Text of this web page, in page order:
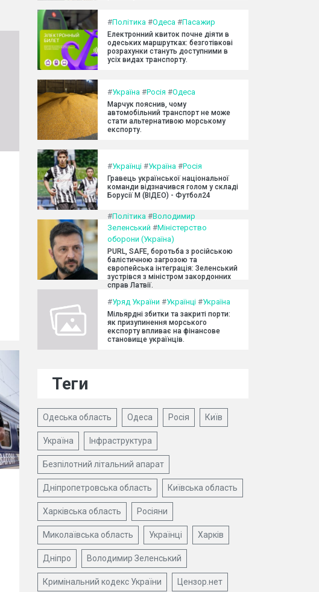
#Політика #Одеса #Пасажир
Електронний квиток почне діяти в
одеських маршрутках: безготівкові
розрахунки стануть доступними в
усіх видах транспорту.
#Україна #Росія #Одеса
Марчук пояснив, чому
автомобільний транспорт не може
стати альтернативою морському
експорту.
#Українці #Україна #Росія
Гравець української національної
команди відзначився голом у складі
Борусії М (ВІДЕО) - Футбол24
#Політика #Володимир
Зеленський #Міністерство
оборони (Україна)
PURL, SAFE, боротьба з російською
балістичною загрозою та
європейська інтеграція: Зеленський
зустрівся з міністром закордонних
справ Латвії.
#Уряд України #Українці #Україна
Мільярдні збитки та закриті порти:
як призупинення морського
експорту впливає на фінансове
становище українців.
Теги
Одеська область Одеса Росія Київ
Україна Інфраструктура
Безпілотний літальний апарат
Дніпропетровська область Київська область
Харківська область Росіяни
Миколаївська область Українці Харків
Дніпро Володимир Зеленський
Кримінальний кодекс України Цензор.нет